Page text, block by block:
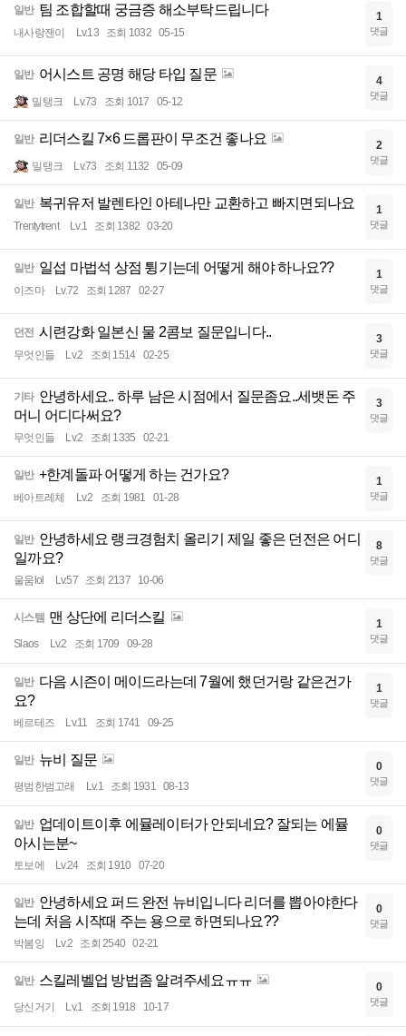
일반 팀 조합할때 궁금증 해소부탁드립니다
내사랑잰이 Lv.13 조회 1032 05-15
1
댓글
일반 어시스트 공명 해당 타입 질문
밀탱크 Lv.73 조회 1017 05-12
4
댓글
일반 리더스킬 7×6 드롭판이 무조건 좋나요
밀탱크 Lv.73 조회 1132 05-09
2
댓글
일반 복귀유저 발렌타인 아테나만 교환하고 빠지면되나요
Trentytrent Lv.1 조회 1382 03-20
1
댓글
일반 일섭 마법석 상점 튕기는데 어떻게 해야 하나요??
이즈마 Lv.72 조회 1287 02-27
1
댓글
던전 시련강화 일본신 물 2콤보 질문입니다..
무엇인들 Lv.2 조회 1514 02-25
3
댓글
기타 안녕하세요.. 하루 남은 시점에서 질문좀요..세뱃돈 주
머니 어디다써요?
무엇인들 Lv.2 조회 1335 02-21
3
댓글
일반 +한계돌파 어떻게 하는 건가요?
베아트레체 Lv.2 조회 1981 01-28
1
댓글
일반 안녕하세요 랭크경험치 올리기 제일 좋은 던전은 어디
일까요?
울움lol Lv.57 조회 2137 10-06
8
댓글
시스템 맨 상단에 리더스킬
Slaos Lv.2 조회 1709 09-28
1
댓글
일반 다음 시즌이 메이드라는데 7월에 했던거랑 같은건가
요?
베르테즈 Lv.11 조회 1741 09-25
1
댓글
일반 뉴비 질문
평범한범고래 Lv.1 조회 1931 08-13
0
댓글
일반 업데이트이후 에뮬레이터가 안되네요? 잘되는 에뮬
아시는분~
토보에 Lv.24 조회 1910 07-20
0
댓글
일반 안녕하세요 퍼드 완전 뉴비입니다 리더를 뽑아야한다
는데 처음 시작때 주는 용으로 하면되나요??
박봄잉 Lv.2 조회 2540 02-21
0
댓글
일반 스킬레벨업 방법좀 알려주세요ㅠㅠ
당신거기 Lv.1 조회 1918 10-17
0
댓글